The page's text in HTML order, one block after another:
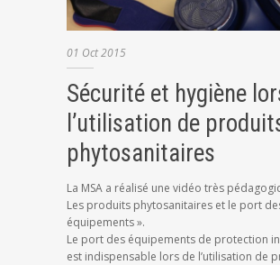
01 Oct2015
Sécurité et hygiène
l’utilisation de
phytosanitaires
La MSA a réalisé une vidéo très
Les produits phytosanitaires et le port
équipements ».
Le port des équipements de protection
est indispensable lors de l’utilisation de